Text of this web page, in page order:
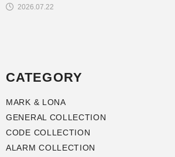
2026.07.22
CATEGORY
MARK & LONA
GENERAL COLLECTION
CODE COLLECTION
ALARM COLLECTION